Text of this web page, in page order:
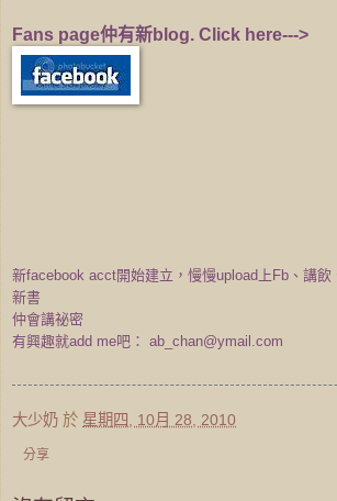
Fans page仲有新blog. Click here--->
新facebook acct開始建立，慢慢upload上Fb、講
新書
仲會講祕密
有興趣就add me吧： ab_chan@ymail.com
大少奶 於 星期四, 10月 28, 2010
分享